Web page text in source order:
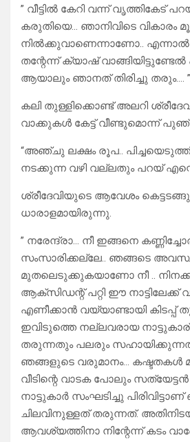
” വീട്ടിൽ കേറി വന്ന് വൃത്തികേട്
കരുതിയെ… ഞാനിവിടെ വികാരം
നിൽക്കുവാണെന്നാണോ.. എന്നാൽ
തന്റേന്ന് ക്യാഷ് വാങ്ങിയിട്ടുണ്ടേൽ
ആയാലും ഞാനത് തിരിച്ചു തരും…. ”
കലി തുള്ളിക്കൊണ്ട് അലറി
വാക്കുകൾ കേട്ട് വീണ്ടുമൊന്ന്
“അഞ്ചു ലക്ഷം രൂപ..
നടക്കുന്ന വഴി വല്ലതും പറയ് എന്റെ
ശ്രീദേവിയുടെ ആവേശം
ധാരാളമായിരുന്നു.
” നരേന്ദ്രാ… നീ ഇങ്ങനെ
സംസാരിക്കല്ലേ.. ഞങ്ങടെ
മുതലെടുക്കുകയാണോ നീ ..
ആക്‌സിഡന്റ് പറ്റി ഈ
എണീക്കാൻ വയ്യാണ്ടായി കിടപ്പ്
ഇവിടുത്തെ നല്ലവരായ നാട്ടുകാര്
തരുന്നതും പലരും
ഞങ്ങളുടെ വരുമാനം… കഷ്ടതകൾ
വീടിന്റെ വാടക പോലും സത്യേട്ടൻ
നാട്ടുകാർ സംഘടിച്ചു
ചിലവിനുള്ളത് തരുന്നത്.
ആവശ്യത്തിനാ നിന്റേന്ന് കടം